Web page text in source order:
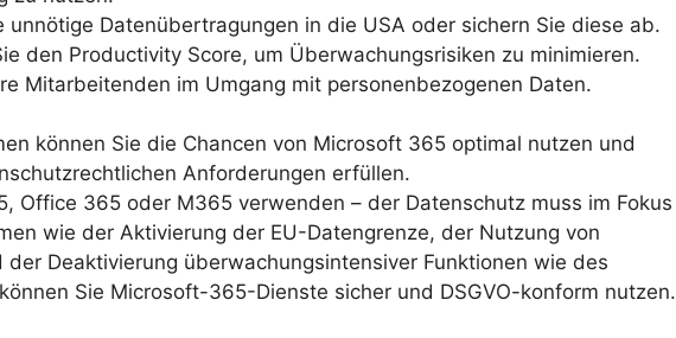
unnötige Datenübertragungen in die USA oder sichern Sie diese ab.
den Productivity Score, um Überwachungsrisiken zu minimieren.
Mitarbeitenden im Umgang mit personenbezogenen Daten.
können Sie die Chancen von Microsoft 365 optimal nutzen und
Anforderungen erfüllen.
Office 365 oder M365 verwenden – der Datenschutz muss im Fokus
wie der Aktivierung der EU-Datengrenze, der Nutzung von
der Deaktivierung überwachungsintensiver Funktionen wie des
Sie Microsoft-365-Dienste sicher und DSGVO-konform nutzen.